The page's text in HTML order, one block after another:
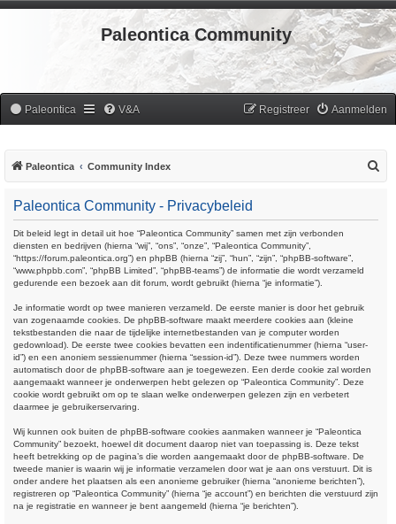
Paleontica Community
Paleontica V&A Aanmelden
Registreer
Paleontica Community Index
Paleontica Community - Privacybeleid
Dit beleid legt in detail uit hoe “Paleontica Community” samen met zijn verbonden
diensten en bedrijven (hierna “wij”, “ons”, “onze”, “Paleontica Community”,
“https://forum.paleontica.org”) en phpBB (hierna “zij”, “hun”, “zijn”, “phpBB-software”,
“www.phpbb.com”, “phpBB Limited”, “phpBB-teams”) de informatie die wordt verzameld
gedurende een bezoek aan dit forum, wordt gebruikt (hierna “je informatie”).
Je informatie wordt op twee manieren verzameld. De eerste manier is door het gebruik
van zogenaamde cookies. De phpBB-software maakt meerdere cookies aan (kleine
tekstbestanden die naar de tijdelijke internetbestanden van je computer worden
gedownload). De eerste twee cookies bevatten een indentificatienummer (hierna “user-
id”) en een anoniem sessienummer (hierna “session-id”). Deze twee nummers worden
automatisch door de phpBB-software aan je toegewezen. Een derde cookie zal worden
aangemaakt wanneer je onderwerpen hebt gelezen op “Paleontica Community”. Deze
cookie wordt gebruikt om op te slaan welke onderwerpen gelezen zijn en verbetert
daarmee je gebruikerservaring.
Wij kunnen ook buiten de phpBB-software cookies aanmaken wanneer je “Paleontica
Community” bezoekt, hoewel dit document daarop niet van toepassing is. Deze tekst
heeft betrekking op de pagina’s die worden aangemaakt door de phpBB-software. De
tweede manier is waarin wij je informatie verzamelen door wat je aan ons verstuurt. Dit is
onder andere het plaatsen als een anonieme gebruiker (hierna “anonieme berichten”),
registreren op “Paleontica Community” (hierna “je account”) en berichten die verstuurd zijn
na je registratie en wanneer je bent aangemeld (hierna “je berichten”).